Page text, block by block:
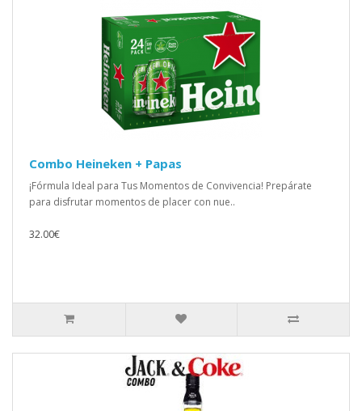
Combo Heineken + Papas
¡Fórmula Ideal para Tus Momentos de Convivencia! Prepárate
para disfrutar momentos de placer con nue..
32.00€